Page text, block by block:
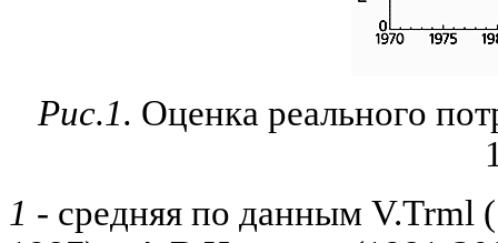
Рис.1. Оценка реального
1 - средняя по данным V.Trml